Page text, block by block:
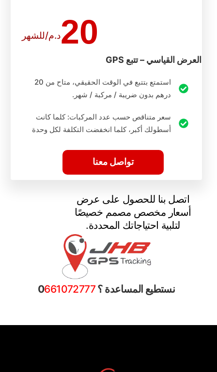
د.م/للشهر20
العرض القياسي – تتبع GPS
استمتع بتتبع في الوقت الحقيقي، متاح من 20
درهم بدون ضريبة / مركبة / شهر.
سعر متناقص حسب عدد المركبات: كلما كانت
أسطولك أكبر، كلما انخفضت التكلفة لكل وحدة
تواصل معنا
اتصل بنا للحصول على عرض
أسعار مخصص مصمم خصيصًا
لتلبية احتياجاتك المحددة.
نستطيع المساعدة ؟ 0 661072777